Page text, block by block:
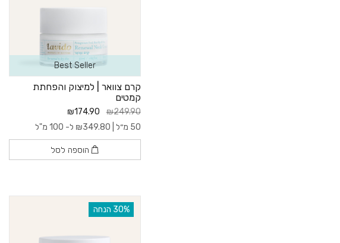
Best Seller
קרם צוואר | למיצוק והפחתת
קמטים
₪249.90
₪174.90
50 מ״ל |
₪349.80 ל- 100 מ"ל
הוספה לסל
‫30% הנחה